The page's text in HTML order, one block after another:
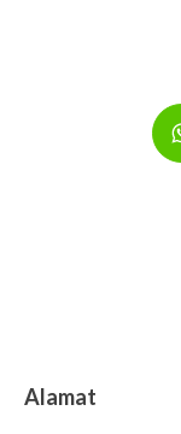
Alamat